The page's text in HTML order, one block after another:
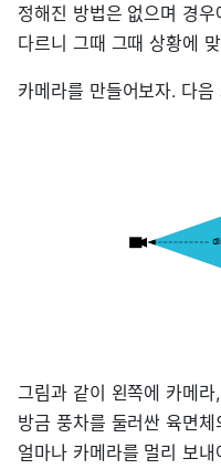
정해진 방법은 없으며 경
다르니 그때 그때 상황에
카메라를 만들어보자. 다
그림과 같이 왼쪽에 카메
방금 풍차를 둘러싼 육면
얼마나 카메라를 멀리 보